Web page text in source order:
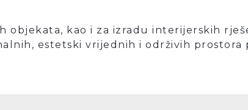
objekata, kao i za izradu interijerskih
estetski vrijednih i održivih prostora